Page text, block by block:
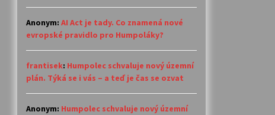
Anonym: AI Act je tady. Co znamená nové
evropské pravidlo pro Humpoláky?
frantisek: Humpolec schvaluje nový územní
plán. Týká se i vás – a teď je čas se ozvat
Anonym: Humpolec schvaluje nový územní